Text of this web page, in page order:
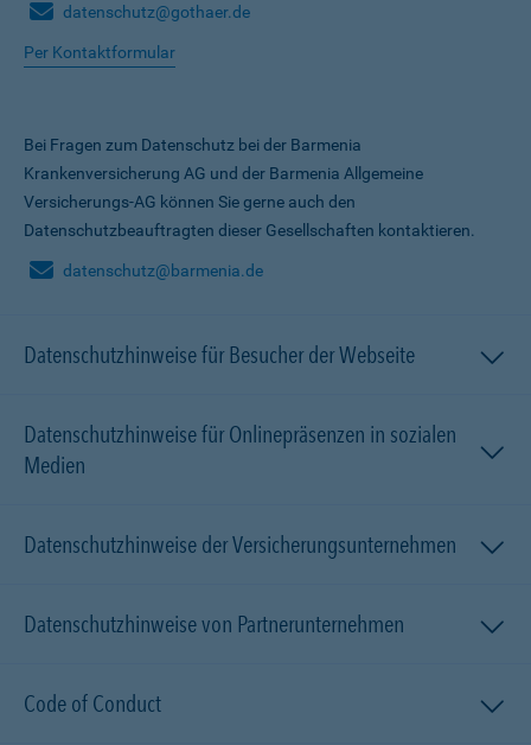
datenschutz@gothaer.de
Per Kontaktformular
Bei Fragen zum Datenschutz bei der Barmenia
Krankenversicherung AG und der Barmenia Allgemeine
Versicherungs-AG können Sie gerne auch den
Datenschutzbeauftragten dieser Gesellschaften kontaktieren.
datenschutz@barmenia.de
Datenschutzhinweise für Besucher der Webseite
Datenschutzhinweise für Onlinepräsenzen in sozialen
Medien
Datenschutzhinweise der Versicherungsunternehmen
Datenschutzhinweise von Partnerunternehmen
Code of Conduct